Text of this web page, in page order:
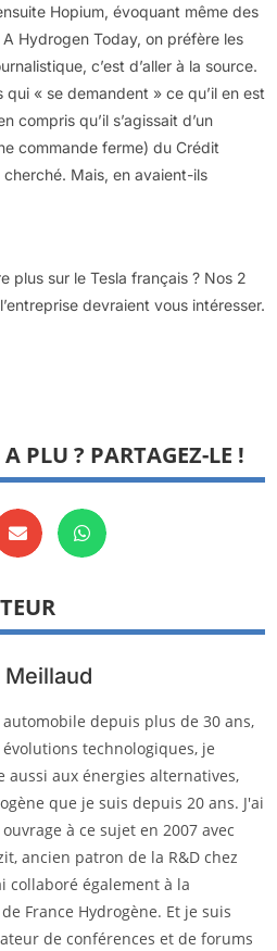
Hopium, évoquant même des
Hydrogen Today, on préfère les
c’est d’aller à la source.
« se demandent » ce qu’il en est
compris qu’il s’agissait d’un
commande ferme) du Crédit
Mais, en avaient-ils
plus sur le Tesla français ? Nos 2
devraient vous intéresser.
PLU ? PARTAGEZ-LE !
automobile depuis plus de 30 ans,
technologiques, je
aussi aux énergies alternatives,
que je suis depuis 20 ans. J'ai
à ce sujet en 2007 avec
ancien patron de la R&D chez
collaboré également à la
France Hydrogène. Et je suis
de conférences et de forums